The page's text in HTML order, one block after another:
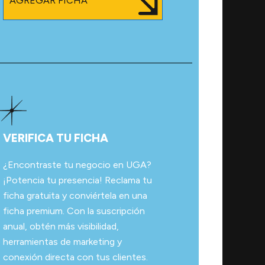
VERIFICA TU FICHA
¿Encontraste tu negocio en UGA?
¡Potencia tu presencia! Reclama tu
ficha gratuita y conviértela en una
ficha premium. Con la suscripción
anual, obtén más visibilidad,
herramientas de marketing y
conexión directa con tus clientes.